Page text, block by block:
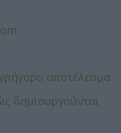
αποτέλεσμα
δημιουργούνται